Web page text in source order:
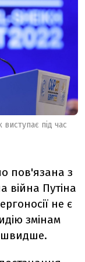
виступає під час
пов'язана з
війна Путіна
не є
змінам
швидше.